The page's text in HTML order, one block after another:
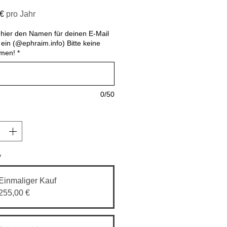
Preis
pro Jahr
den Namen für deinen E-Mail
(@ephraim.info) Bitte keine
*
0/50
Einmaliger Kauf
€